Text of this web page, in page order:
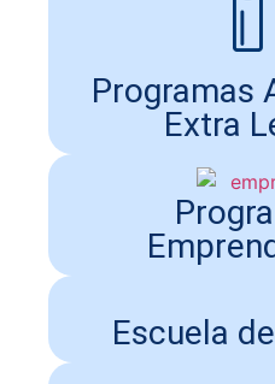
Programas
Extra
Escuela